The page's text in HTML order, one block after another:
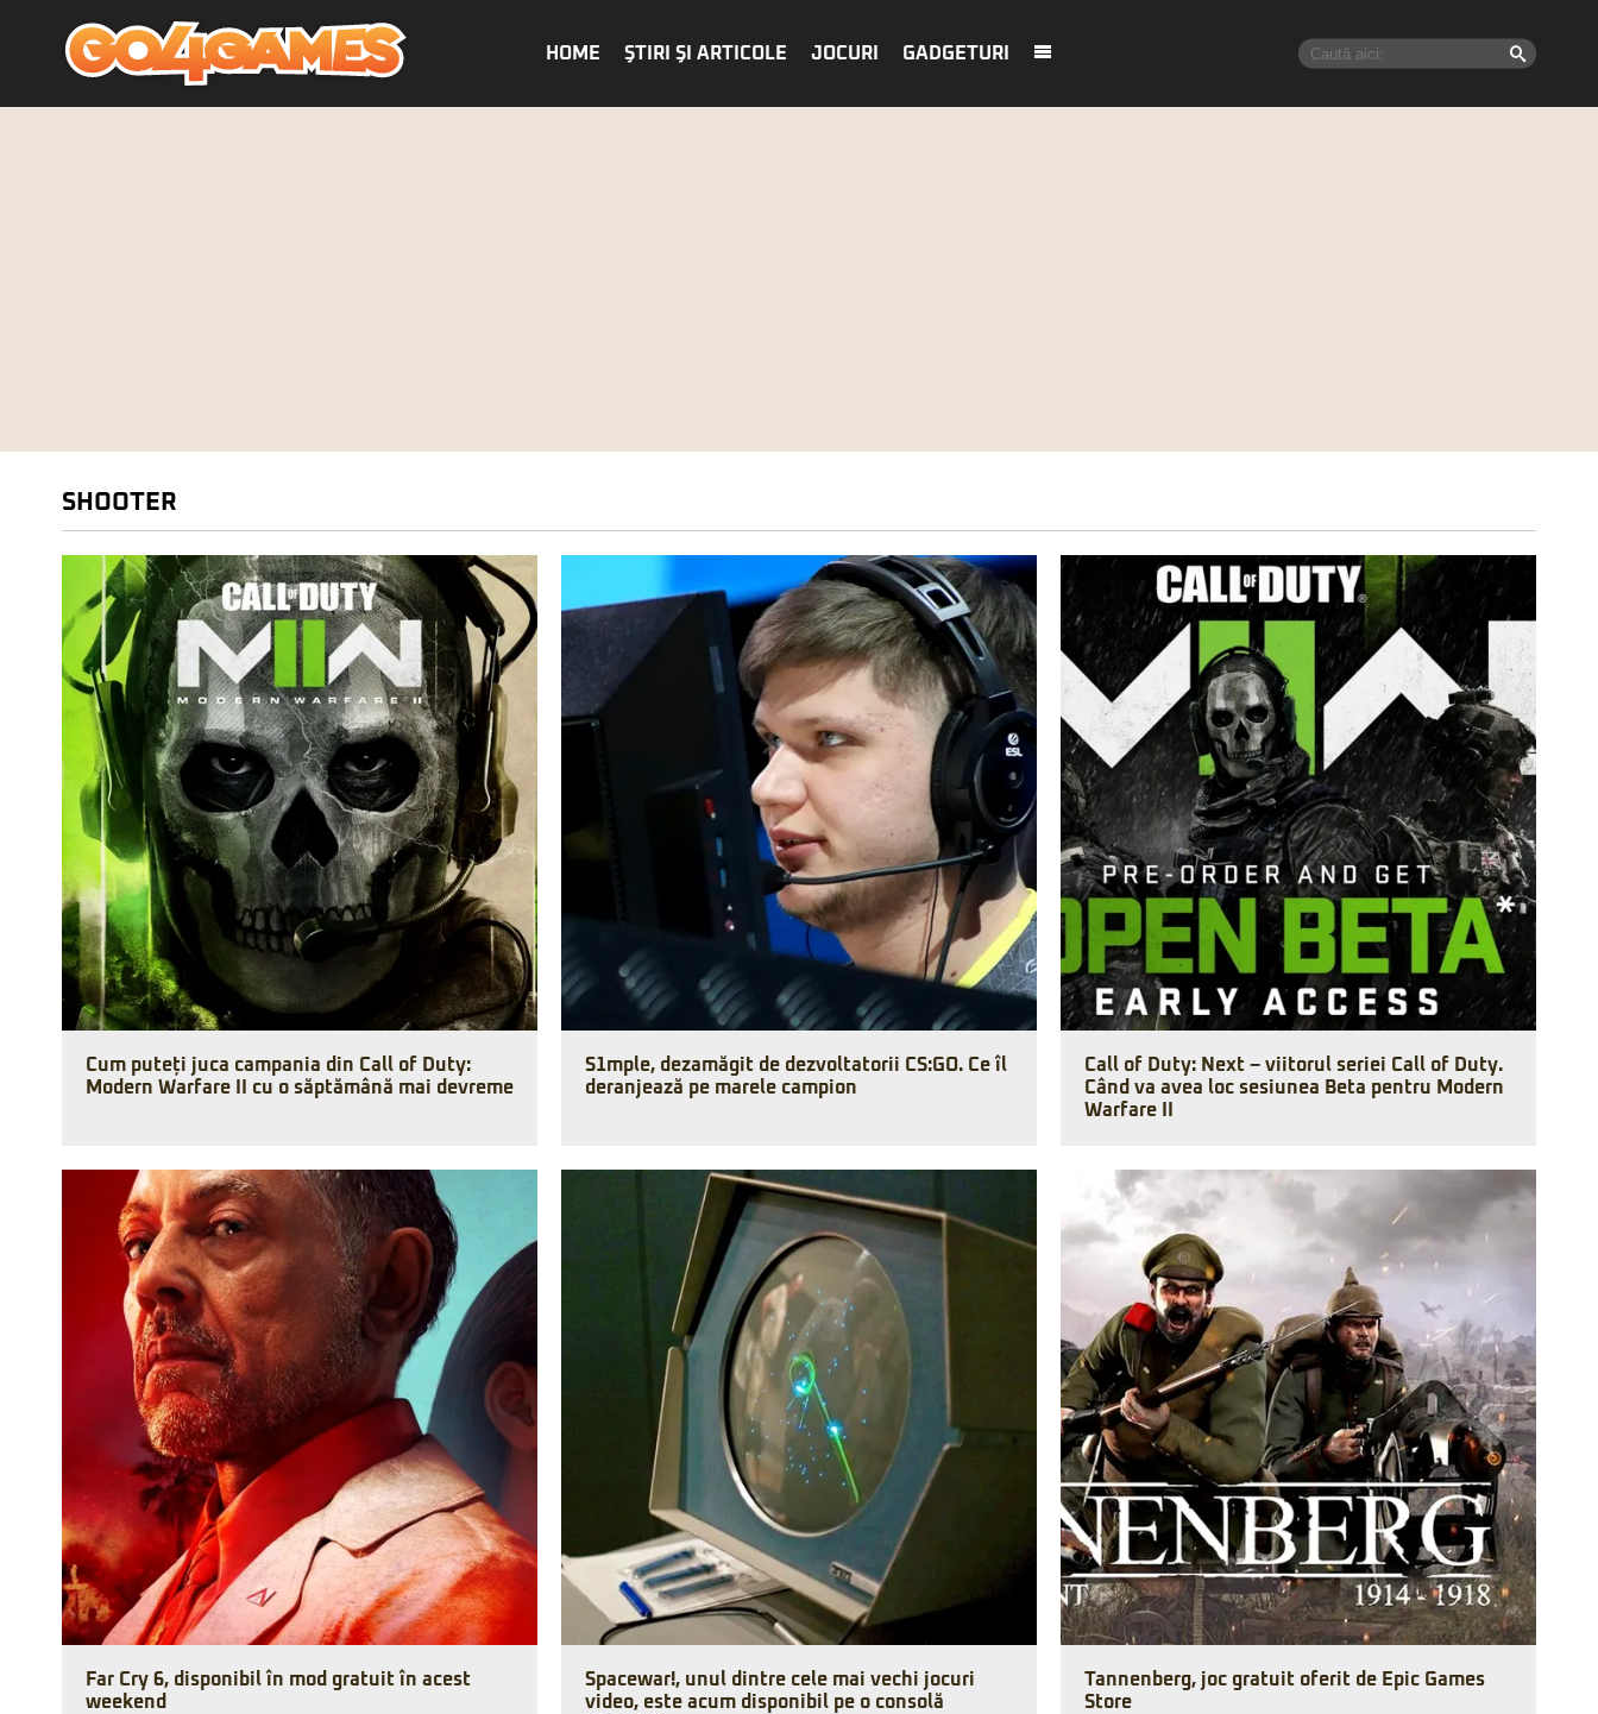
HOME ŞTIRI ŞI ARTICOLE JOCURI GADGETURI
SHOOTER
Cum puteți juca campania din Call of Duty:
Modern Warfare II cu o săptămână mai devreme
S1mple, dezamăgit de dezvoltatorii CS:GO. Ce îl
deranjează pe marele campion
Call of Duty: Next – viitorul seriei Call of Duty.
Când va avea loc sesiunea Beta pentru Modern
Warfare II
Far Cry 6, disponibil în mod gratuit în acest
weekend
Spacewar!, unul dintre cele mai vechi jocuri
video, este acum disponibil pe o consolă
Tannenberg, joc gratuit oferit de Epic Games
Store